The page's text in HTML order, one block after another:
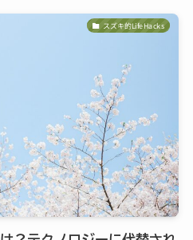
スズキ的LifeHacks